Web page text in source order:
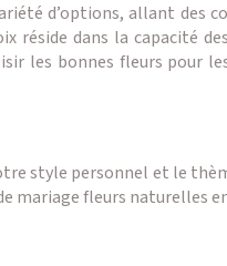
d’options, allant des
réside dans la capacité
les bonnes fleurs pour
style personnel et le
mariage fleurs naturelles